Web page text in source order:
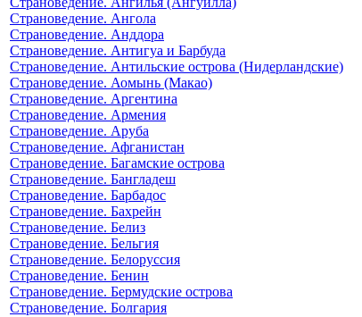
Страноведение. Ангола
Страноведение. Анддора
Страноведение. Антигуа и Барбуда
Страноведение. Антильские острова (Нидерландские)
Страноведение. Аомынь (Макао)
Страноведение. Аргентина
Страноведение. Армения
Страноведение. Аруба
Страноведение. Афганистан
Страноведение. Багамские острова
Страноведение. Бангладеш
Страноведение. Барбадос
Страноведение. Бахрейн
Страноведение. Белиз
Страноведение. Бельгия
Страноведение. Белоруссия
Страноведение. Бенин
Страноведение. Бермудские острова
Страноведение. Болгария